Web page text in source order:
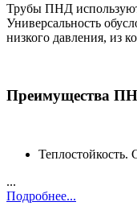
Трубы ПНД
Универсальность
низкого давления, из
Преимущества
Теплостойкость.
...
Подробнее...